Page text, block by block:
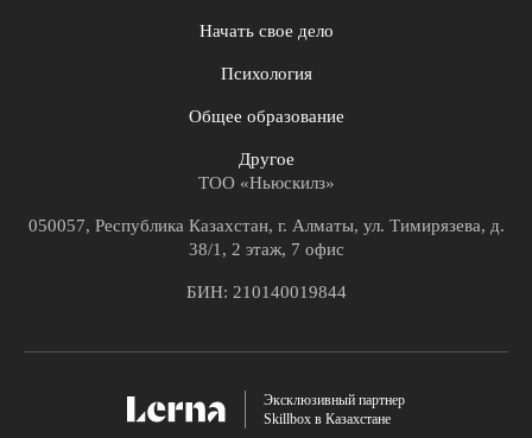
Начать свое дело
Психология
Общее образование
Другое
ТОО «Ньюскилз»
050057, Республика Казахстан, г. Алматы, ул. Тимирязева, д.
38/1, 2 этаж, 7 офис
БИН: 210140019844
Эксклюзивный партнер
Skillbox в Казахстане